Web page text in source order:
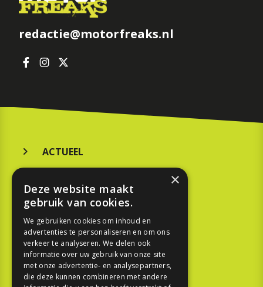
redactie@motorfreaks.nl
ACTUEEL
KOOPGIDS
TESTEN
SPORT
REPORTAGE
×
Deze website maakt
gebruik van cookies.
We gebruiken cookies om inhoud en
advertenties te personaliseren en om ons
verkeer te analyseren. We delen ook
informatie over uw gebruik van onze site
met onze advertentie- en analysepartners,
die deze kunnen combineren met andere